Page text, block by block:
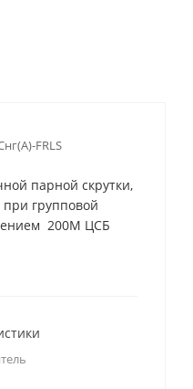
FRLS
парной скрутки,
групповой
200М ЦСБ